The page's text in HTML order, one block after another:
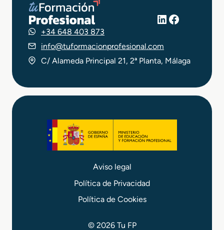
LinkedIn
Facebook
+34 648 403 873
info@tuformacionprofesional.com
C/ Alameda Principal 21, 2ª Planta, Málaga
Aviso legal
Política de Privacidad
Política de Cookies
© 2026 Tu FP